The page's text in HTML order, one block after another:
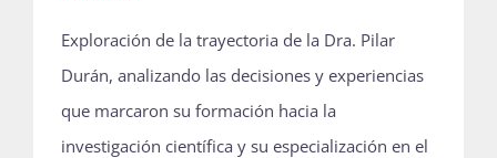
Exploración de la trayectoria de la Dra. Pilar
Durán, analizando las decisiones y experiencias
que marcaron su formación hacia la
investigación científica y su especialización en el